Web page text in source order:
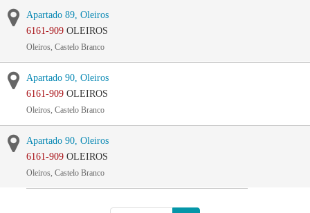
Apartado 89, Oleiros
6161-909 OLEIROS
Oleiros, Castelo Branco
Apartado 90, Oleiros
6161-909 OLEIROS
Oleiros, Castelo Branco
Apartado 90, Oleiros
6161-909 OLEIROS
Oleiros, Castelo Branco